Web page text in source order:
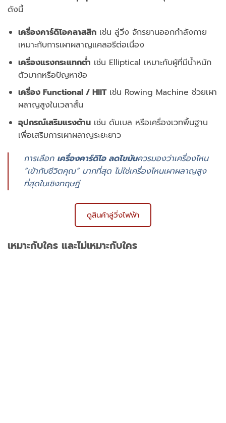
ดังนี้
เครื่องคาร์ดิโอคลาสสิกเช่น ลู่วิ่ง จักรยานออกกำลังกาย
เหมาะกับการเผาผลาญแคลอรีต่อเนื่อง
เครื่องแรงกระแทกต่ำ เช่น Elliptical เหมาะกับผู้ที่มีน้ำหนัก
ตัวมากหรือปัญหาข้อ
เครื่อง Functional / HIITเช่น Rowing Machine ช่วยเผา
ผลาญสูงในเวลาสั้น
อุปกรณ์เสริมแรงต้านเช่น ดัมเบล หรือเครื่องเวทพื้นฐาน
เพื่อเสริมการเผาผลาญระยะยาว
การเลือก เครื่องคาร์ดิโอ ลดไขมันควรมองว่าเครื่องไหน
“เข้ากับชีวิตคุณ” มากที่สุด ไม่ใช่เครื่องไหนเผาผลาญสูง
ที่สุดในเชิงทฤษฎี
ดูสินค้าลู่วิ่งไฟฟ้า
เหมาะกับใคร และไม่เหมาะกับใคร